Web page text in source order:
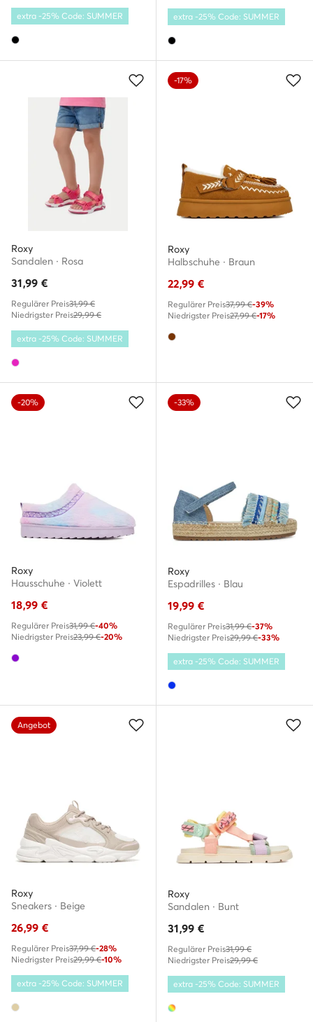
extra -25% Code: SUMMER extra -25% Code: SUMMER
Roxy
Sandalen · Rosa
31,99 €
Regulärer Preis31,99 €
Niedrigster Preis29,99 €
extra -25% Code: SUMMER
-17%
Roxy
Halbschuhe · Braun
22,99 €
Regulärer Preis37,99 €-39%
Niedrigster Preis27,99 €-17%
-20%
Roxy
Hausschuhe · Violett
18,99 €
Regulärer Preis31,99 €-40%
Niedrigster Preis23,99 €-20%
-33%
Roxy
Espadrilles · Blau
19,99 €
Regulärer Preis31,99 €-37%
Niedrigster Preis29,99 €-33%
extra -25% Code: SUMMER
Angebot
Roxy
Sneakers · Beige
26,99 €
Regulärer Preis37,99 €-28%
Niedrigster Preis29,99 €-10%
extra -25% Code: SUMMER
Roxy
Sandalen · Bunt
31,99 €
Regulärer Preis31,99 €
Niedrigster Preis29,99 €
extra -25% Code: SUMMER